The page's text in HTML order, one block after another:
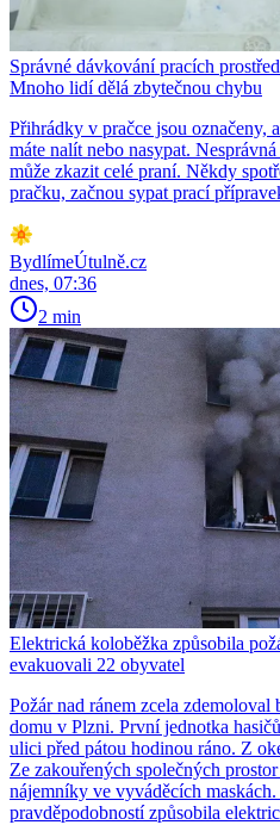
Správné dávkování pracích
Mnoho lidí dělá zbytečnou chybu
Přihrádky v pračce jsou označeny,
máte nalít nebo nasypat.
může zkazit celé praní. Někdy
pračku, začnou sypat prací
BydlímeÚtulně.cz
dnes, 07:36
2 min
Elektrická koloběžka způsobila
evakuovali 22 obyvatel
Požár nad ránem zcela
domu v Plzni. První jednotka
ulici před pátou hodinou ráno. Z
Ze zakouřených společných
nájemníky ve vyváděcích
pravděpodobností způsobila